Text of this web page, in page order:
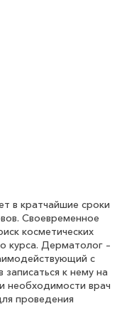
в кратчайшие сроки
Своевременное
косметических
курса. Дерматолог –
с
к нему на
необходимости врач
проведения